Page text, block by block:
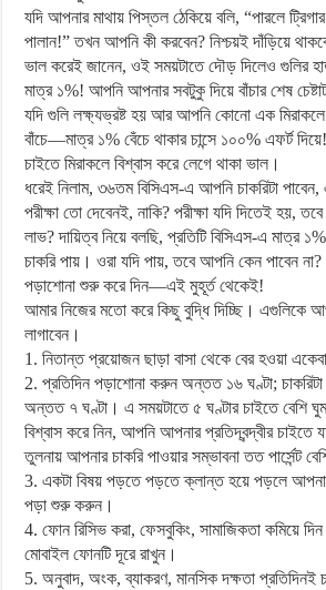
যদি আপনার মাথায় পিস্তল ঠেকিয়ে বলি, “পারলে
পালান!” তখন আপনি কী করবেন? নিশ্চয়ই দাঁড়িয়ে
ভাল করেই জানেন, ওই সময়টাতে দৌড় দিলেও গুলির
মাত্র ১%! আপনি আপনার সবটুকু দিয়ে বাঁচার শেষ
যদি গুলি লক্ষ্যভ্রষ্ট হয় আর আপনি কোনো এক মিরাকলে
বাঁচে—মাত্র ১% বেঁচে থাকার চান্সে ১০০% এফর্ট
চাইতে মিরাকলে বিশ্বাস করে লেগে থাকা ভাল।
ধরেই নিলাম, ৩৬তম বিসিএস-এ আপনি চাকরিটা
পরীক্ষা তো দেবেনই, নাকি? পরীক্ষা যদি দিতেই হয়,
লাভ? দায়িত্ব নিয়ে বলছি, প্রতিটি বিসিএস-এ মাত্র
চাকরি পায়। ওরা যদি পায়, তবে আপনি কেন পাবেন
পড়াশোনা শুরু করে দিন—এই মুহূর্ত থেকেই!
আমার নিজের মতো করে কিছু বুদ্ধি দিচ্ছি। এগুলিকে
লাগাবেন।
1. নিতান্ত প্রয়োজন ছাড়া বাসা থেকে বের হওয়া
2. প্রতিদিন পড়াশোনা করুন অন্তত ১৬ ঘণ্টা; চাকরিটা
অন্তত ৭ ঘণ্টা। এ সময়টাতে ৫ ঘণ্টার চাইতে বেশি ঘুম
বিশ্বাস করে নিন, আপনি আপনার প্রতিদ্বন্দ্বীর চাইতে
তুলনায় আপনার চাকরি পাওয়ার সম্ভাবনা তত পার্সেন্ট
3. একটা বিষয় পড়তে পড়তে ক্লান্ত হয়ে পড়লে
পড়া শুরু করুন।
4. ফোন রিসিভ করা, ফেসবুকিং, সামাজিকতা কমিয়ে
মোবাইল ফোনটি দূরে রাখুন।
5. অনুবাদ, অংক, ব্যাকরণ, মানসিক দক্ষতা প্রতিদিনই